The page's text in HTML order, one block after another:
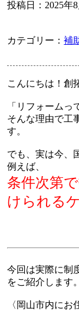
投稿日： 2025年
カテゴリー：補
こんにちは！創
「リフォームっ
そんな理由で工
す。
でも、実は今、
例えば、
条件次第
けられる
今回は実際に制
をご紹介します。
〈岡山市内にお